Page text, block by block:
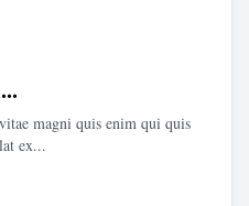
magni quis enim qui quis
ex...